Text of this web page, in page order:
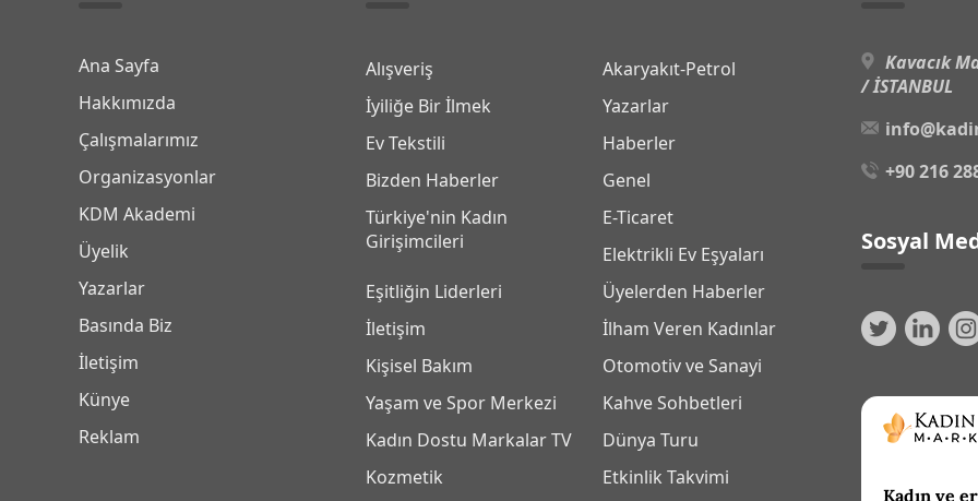
Ana Sayfa
Hakkımızda
Çalışmalarımız
Organizasyonlar
KDM Akademi
Üyelik
Yazarlar
Basında Biz
İletişim
Künye
Reklam
Alışveriş
Akaryakıt-Petrol
İyiliğe Bir İlmek
Yazarlar
Ev Tekstili
Haberler
Bizden Haberler
Genel
Türkiye'nin Kadın
Girişimcileri
E-Ticaret
Elektrikli Ev Eşyaları
Eşitliğin Liderleri
Üyelerden Haberler
İletişim
İlham Veren Kadınlar
Kişisel Bakım
Otomotiv ve Sanayi
Yaşam ve Spor Merkezi
Kahve Sohbetleri
Kadın Dostu Markalar TV
Dünya Turu
Kozmetik
Etkinlik Takvimi
Kavacık
/ İSTANBUL
+90 216
Sosyal
Kadın ve